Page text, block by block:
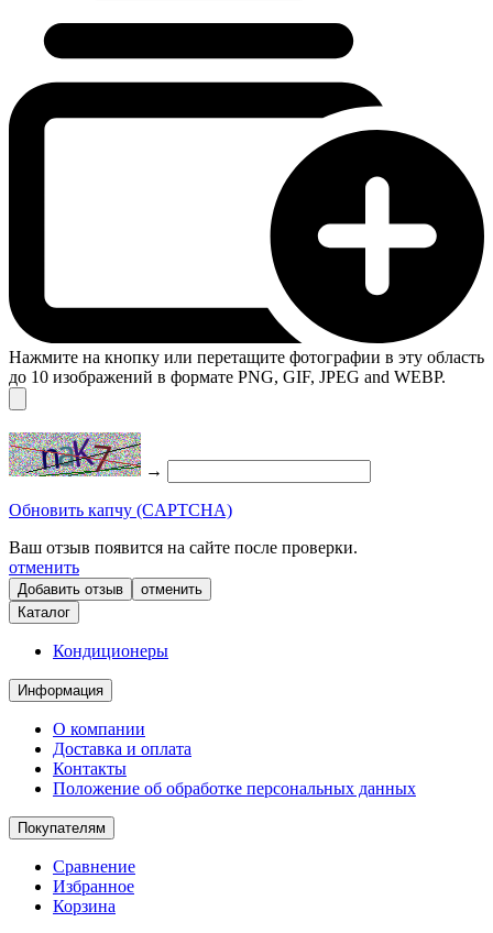
Нажмите на кнопку или перетащите фотографии в эту область
до 10 изображений в формате PNG, GIF, JPEG and WEBP.
→
Обновить капчу (CAPTCHA)
Ваш отзыв появится на сайте после проверки.
отменить
отменить
Каталог
Кондиционеры
Информация
О компании
Доставка и оплата
Контакты
Положение об обработке персональных данных
Покупателям
Сравнение
Избранное
Корзина